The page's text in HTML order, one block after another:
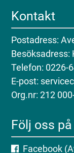
Kontakt
Postadress:
Besöksadress:
Telefon: 0226-
E-post:
Org.nr: 212
Följ oss
Facebook